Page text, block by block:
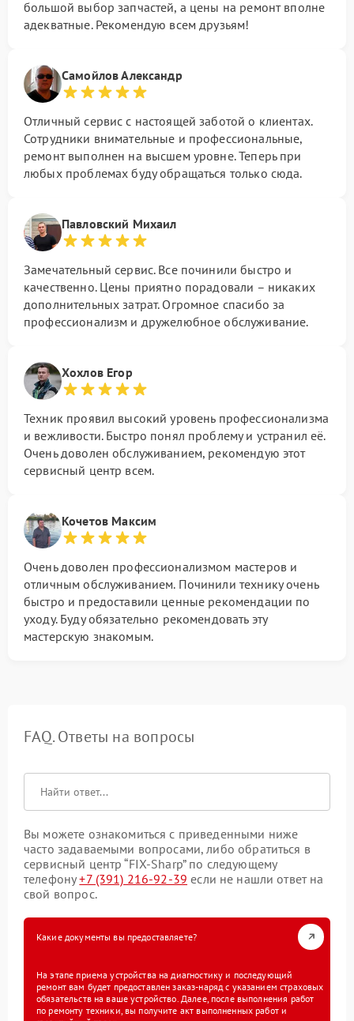
большой выбор запчастей, а цены на ремонт вполне
адекватные. Рекомендую всем друзьям!
Самойлов Александр
Отличный сервис с настоящей заботой о клиентах.
Сотрудники внимательные и профессиональные,
ремонт выполнен на высшем уровне. Теперь при
любых проблемах буду обращаться только сюда.
Павловский Михаил
Замечательный сервис. Все починили быстро и
качественно. Цены приятно порадовали – никаких
дополнительных затрат. Огромное спасибо за
профессионализм и дружелюбное обслуживание.
Хохлов Егор
Техник проявил высокий уровень профессионализма
и вежливости. Быстро понял проблему и устранил её.
Очень доволен обслуживанием, рекомендую этот
сервисный центр всем.
Кочетов Максим
Очень доволен профессионализмом мастеров и
отличным обслуживанием. Починили технику очень
быстро и предоставили ценные рекомендации по
уходу. Буду обязательно рекомендовать эту
мастерскую знакомым.
FAQ. Ответы на вопросы
Вы можете ознакомиться с приведенными ниже
часто задаваемыми вопросами, либо обратиться в
сервисный центр “FIX-Sharp” по следующему
телефону+7 (391) 216-92-39 если не нашли ответ на
свой вопрос.
Какие документы вы предоставляете?
На этапе приема устройства на диагностику и последующий
ремонт вам будет предоставлен заказ-наряд с указанием страховых
обязательств на ваше устройство. Далее, после выполнения работ
по ремонту техники, вы получите акт выполненных работ и